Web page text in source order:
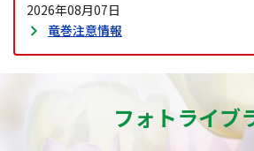
2026年08月07日
竜巻注意情報
フォトライブ